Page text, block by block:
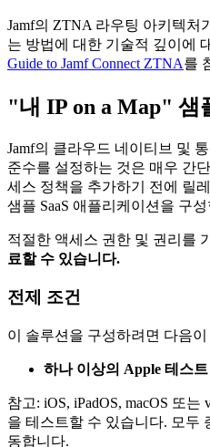
Jamf의 ZTNA 라우팅 아키텍처
는 방법에 대한 기술적 깊이에
Guide to Jamf Connect ZTNA를
"내 IP on a Map" 샘
Jamf의 클라우드 네이티브 및
준수를 설정하는 것은 매우 간
세스 정책을 추가하기 전에 릴
샘플 SaaS 애플리케이션을 구
적절한 액세스 권한 및 권리를
료할 수 있습니다.
전제 조건
이 솔루션을 구성하려면 다음
하나 이상의 Apple 테스트
참고: iOS, iPadOS, macOS 또
을 테스트할 수 있습니다. 모두
동합니다.